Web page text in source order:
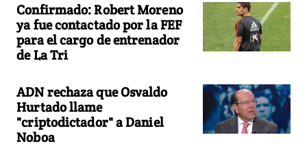
Confirmado: Robert Moreno
ya fue contactado por la FEF
para el cargo de entrenador
de La Tri
ADN rechaza que Osvaldo
Hurtado llame
"criptodictador" a Daniel
Noboa